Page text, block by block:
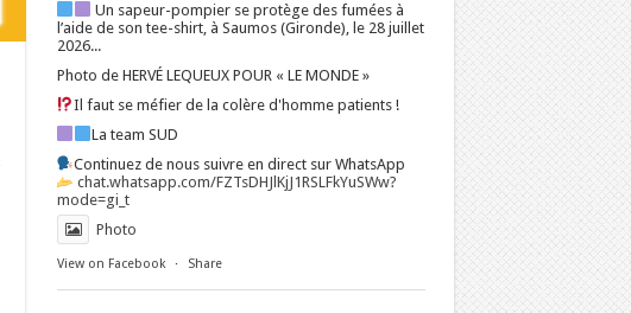
Un sapeur-pompier se protège des fumées à
l’aide de son tee-shirt, à Saumos (Gironde), le 28 juillet
2026...
Photo de HERVÉ LEQUEUX POUR « LE MONDE »
Il faut se méfier de la colère d'homme patients !
La team SUD
Continuez de nous suivre en direct sur WhatsApp
chat.whatsapp.com/FZTsDHJlKjJ1RSLFkYuSWw?
mode=gi_t
Photo
View on Facebook · Share